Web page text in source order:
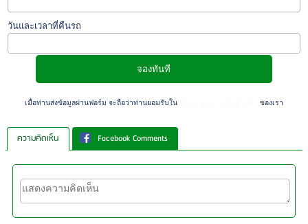
วันและเวลาที่คืนรถ
เมื่อท่านส่งข้อมูลผ่านฟอร์ม จะถือว่าท่านยอมรับในนโยบายความเป็นส่วนตัว ของเรา
ความคิดเห็น Facebook Comments